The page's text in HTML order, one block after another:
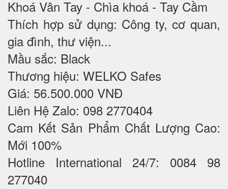
Khoá Vân Tay - Chìa khoá - Tay Cầm
Thích hợp sử dụng: Công ty, cơ quan,
gia đình, thư viện...
Mầu sắc: Black
Thương hiệu: WELKO Safes
Giá: 56.500.000 VNĐ
Liên Hệ Zalo: 098 2770404
Cam Kết Sản Phẩm Chất Lượng Cao:
Mới 100%
Hotline International 24/7: 0084 98
277040